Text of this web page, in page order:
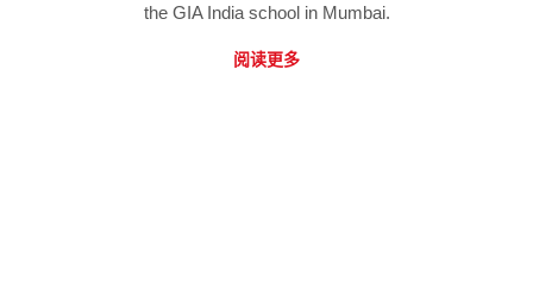
the GIA India school in Mumbai.
阅读更多